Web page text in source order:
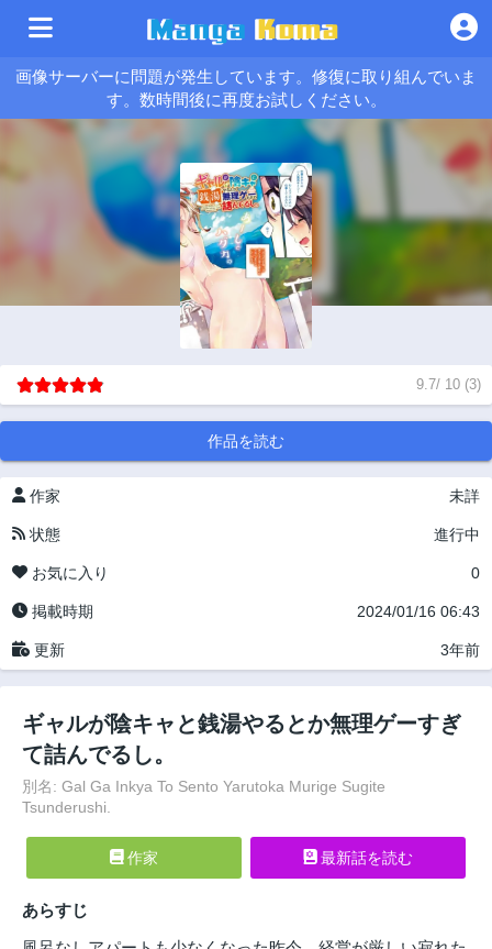
画像サーバーに問題が発生しています。修復に取り組んでいま
す。数時間後に再度お試しください。
9.7/ 10 (3)
作品を読む
作家 未詳
状態 進行中
お気に入り 0
掲載時期 2024/01/16 06:43
更新 3年前
ギャルが陰キャと銭湯やるとか無理ゲーすぎ
て詰んでるし。
別名: Gal Ga Inkya To Sento Yarutoka Murige Sugite
Tsunderushi.
作家 最新話を読む
あらすじ